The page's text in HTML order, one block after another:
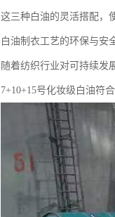
这三种白油的灵活搭配，
白油制衣工艺的环保与安
随着纺织行业对可持续发
7+10+15号化妆级白油符